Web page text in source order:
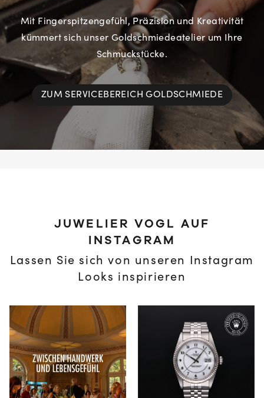
Mit Fingerspitzengefühl, Präzision und Kreativität
kümmert sich unser Goldschmiedeatelier um Ihre
Schmuckstücke.
ZUM SERVICEBEREICH GOLDSCHMIEDE
JUWELIER VOGL AUF
INSTAGRAM
Lassen Sie sich von unseren Instagram
Looks inspirieren